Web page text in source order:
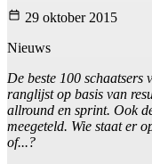
29 oktober 2015
Nieuws
De beste 100 schaatsers
ranglijst op basis van
allround en sprint. Ook
meegeteld. Wie staat er
of...?